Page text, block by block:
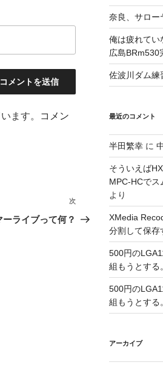
ます。
コメン
次
の
次
ライブって何？
奈良、サロー
俺は疲れてい
広島BRm530
佐波川ダム練
最近のコメント
半田繁幸に
そういえば
MPC-HCでス
より
XMedia
分割して保存
500円の
組もうとする。
500円の
組もうとする。
アーカイブ